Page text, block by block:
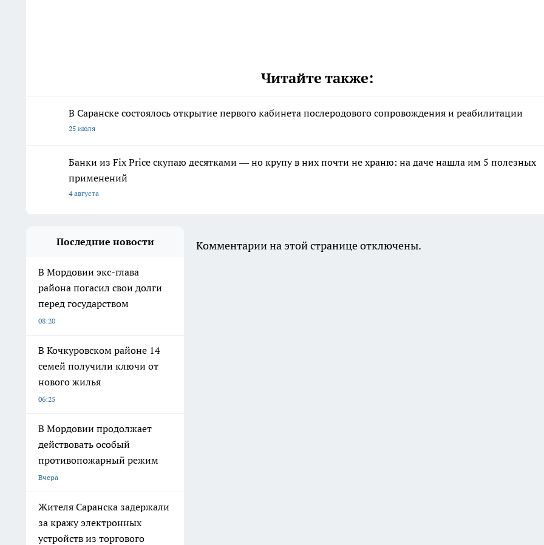
Читайте также:
В Саранске состоялось открытие первого кабинета послеродового сопровождения и реабилитации
25 июля
Банки из Fix Price скупаю десятками — но крупу в них почти не храню: на даче нашла им 5 полезных
применений
4 августа
Последние новости
В Мордовии экс-глава
района погасил свои долги
перед государством
08:20
В Кочкуровском районе 14
семей получили ключи от
нового жилья
06:25
В Мордовии продолжает
действовать особый
противопожарный режим
Вчера
Жителя Саранска задержали
за кражу электронных
устройств из торгового
Комментарии на этой странице отключены.